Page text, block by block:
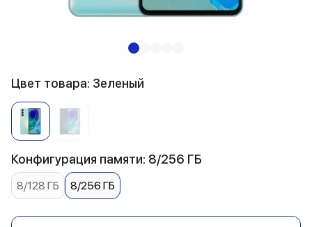
Цвет товара: Зеленый
Конфигурация памяти: 8/256 ГБ
8/128 ГБ 8/256 ГБ